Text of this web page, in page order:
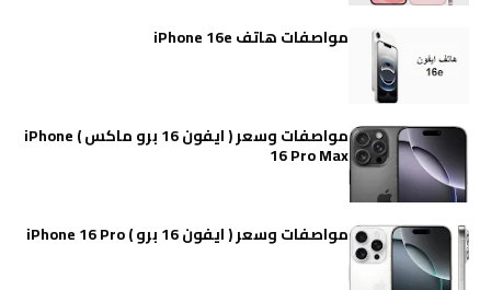
مواصفات هاتف iPhone 16e
مواصفات وسعر ( ايفون 16 برو ماكس ) iPhone
16 Pro Max
مواصفات وسعر ( ايفون 16 برو ) iPhone 16 Pro